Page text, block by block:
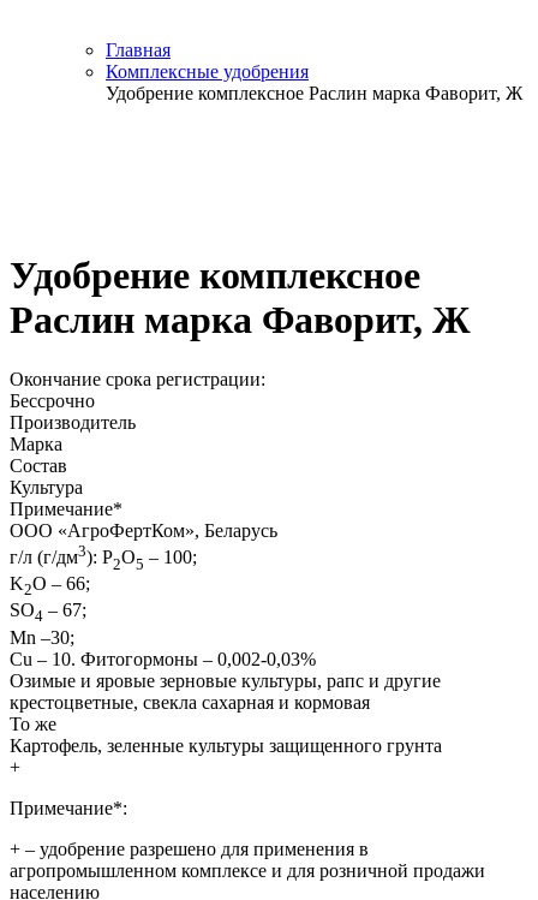
Главная
Комплексные удобрения
Удобрение комплексное Раслин марка Фаворит, Ж
Удобрение комплексное
Раслин марка Фаворит, Ж
Окончание срока регистрации:
Бессрочно
Производитель
Марка
Состав
Культура
Примечание*
ООО «АгроФертКом», Беларусь
г/л (г/дм3): Р2О5 – 100;
K2O – 66;
SO4 – 67;
Mn –30;
Cu – 10. Фитогормоны – 0,002-0,03%
Озимые и яровые зерновые культуры, рапс и другие
крестоцветные, свекла сахарная и кормовая
То же
Картофель, зеленные культуры защищенного грунта
+
Примечание*:
+ – удобрение разрешено для применения в
агропромышленном комплексе и для розничной продажи
населению